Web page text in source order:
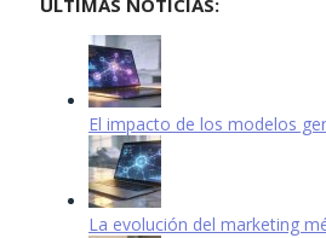
El impacto de los modelos
La evolución del marketing